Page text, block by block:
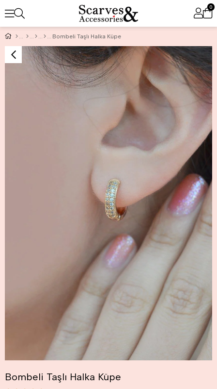
0
Bombeli Taşlı Halka Küpe
Bombeli Taşlı Halka Küpe